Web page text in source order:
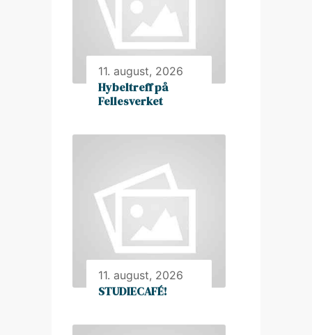
11. august, 2026
Hybeltreff på
Fellesverket
11. august, 2026
STUDIECAFÉ!